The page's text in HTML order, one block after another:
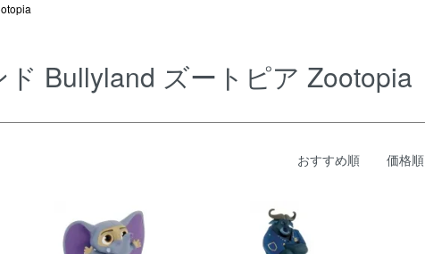
Bullyland ズートピア Zootopia
おすすめ順 価格順